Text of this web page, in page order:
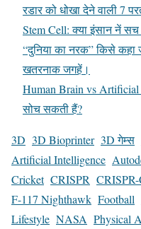
रडार को धोखा देने वाली 7
Stem Cell: क्या इंसान नें
“दुनिया का नरक” किसे कहा
खतरनाक जगहें।
Human Brain vs Artificial
सोच सकती हैं?
3D 3D Bioprinter 3D गेम्स
Artificial Intelligence
Cricket CRISPR CRISPR-
F-117 Nighthawk Football
Lifestyle NASA Physical